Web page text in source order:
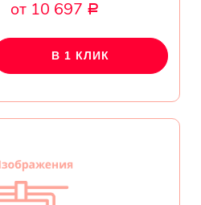
от 10 697 Р
В 1 КЛИК